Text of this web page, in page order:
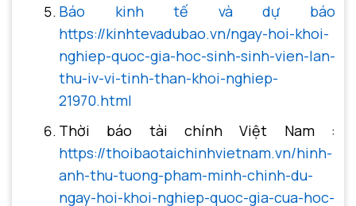
Báo kinh tế và dự báo
https://kinhtevadubao.vn/ngay-hoi-khoi-
nghiep-quoc-gia-hoc-sinh-sinh-vien-lan-
thu-iv-vi-tinh-than-khoi-nghiep-
21970.html
Thời báo tài chính Việt Nam :
https://thoibaotaichinhvietnam.vn/hinh-
anh-thu-tuong-pham-minh-chinh-du-
ngay-hoi-khoi-nghiep-quoc-gia-cua-hoc-